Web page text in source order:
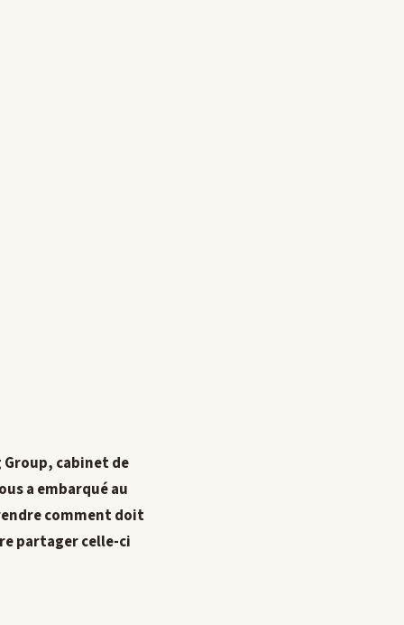
Group, cabinet de
a embarqué au
comment doit
partager celle-ci